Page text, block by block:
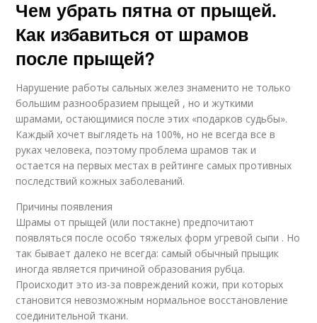
Чем убрать пятна от прыщей.
Как избавиться от шрамов
после прыщей?
Нарушение работы сальных желез знаменито не только
большим разнообразием прыщей , но и жуткими
шрамами, остающимися после этих «подарков судьбы».
Каждый хочет выглядеть на 100%, но не всегда все в
руках человека, поэтому проблема шрамов так и
остается на первых местах в рейтинге самых противных
последствий кожных заболеваний.
Причины появления
Шрамы от прыщей (или постакне) предпочитают
появляться после особо тяжелых форм угревой сыпи . Но
так бывает далеко не всегда: самый обычный прыщик
иногда является причиной образования рубца.
Происходит это из-за повреждений кожи, при которых
становится невозможным нормальное восстановление
соединительной ткани.